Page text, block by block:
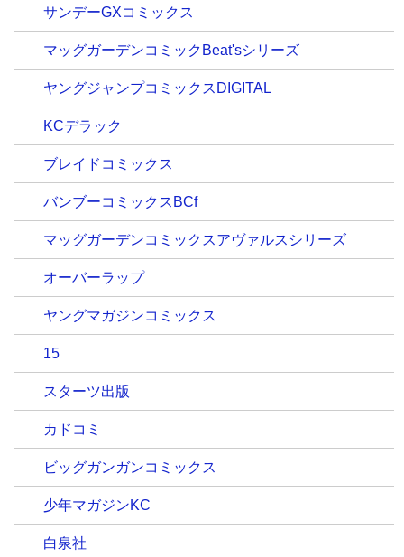
サンデーGXコミックス
マッグガーデンコミックBeat'sシリーズ
ヤングジャンプコミックスDIGITAL
KCデラック
ブレイドコミックス
バンブーコミックスBCf
マッグガーデンコミックスアヴァルスシリーズ
オーバーラップ
ヤングマガジンコミックス
15
スターツ出版
カドコミ
ビッグガンガンコミックス
少年マガジンKC
白泉社